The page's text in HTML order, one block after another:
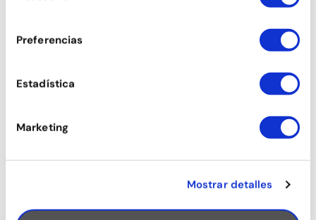
Preferencias
Estadística
Marketing
Mostrar detalles